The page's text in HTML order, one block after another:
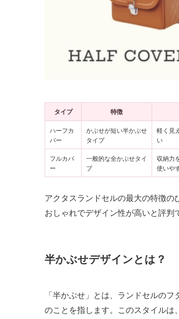
タイプ 特徴
ハーフカ
バー
かぶせが短い半かぶせ
タイプ
軽く見
い
フルカバ
ー
一般的な全かぶせタイ
プ
収納力
使いや
アクタスランドセルの最大の特徴の
おしゃれでデザイン性が高いと評判
半かぶせデザインとは？
「半かぶせ」とは、ランドセルの
のことを指します。このスタイル